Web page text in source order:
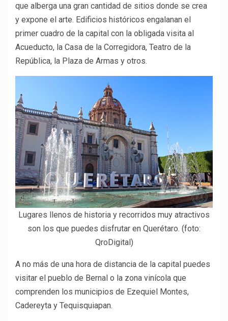
que alberga una gran cantidad de sitios donde se crea
y expone el arte. Edificios históricos engalanan el
primer cuadro de la capital con la obligada visita al
Acueducto, la Casa de la Corregidora, Teatro de la
República, la Plaza de Armas y otros.
Lugares llenos de historia y recorridos muy atractivos
son los que puedes disfrutar en Querétaro. (foto:
QroDigital)
A no más de una hora de distancia de la capital puedes
visitar el pueblo de Bernal o la zona vinícola que
comprenden los municipios de Ezequiel Montes,
Cadereyta y Tequisquiapan.